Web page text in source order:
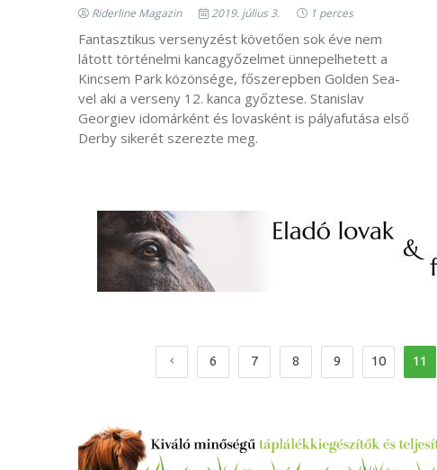
Riderline Magazin 2019. július 3. 1 perces
Fantasztikus versenyzést követően sok éve nem
látott történelmi kancagyőzelmet ünnepelhetett a
Kincsem Park közönsége, főszerepben Golden Sea-
vel aki a verseny 12. kanca győztese. Stanislav
Georgiev idomárként és lovasként is pályafutása első
Derby sikerét szerezte meg.
6 7 8 9 10 11